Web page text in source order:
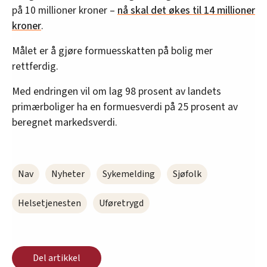
på 10 millioner kroner – nå skal det økes til 14 millioner
kroner.
Målet er å gjøre formuesskatten på bolig mer
rettferdig.
Med endringen vil om lag 98 prosent av landets
primærboliger ha en formuesverdi på 25 prosent av
beregnet markedsverdi.
Nav Nyheter Sykemelding Sjøfolk
Helsetjenesten Uføretrygd
Del artikkel